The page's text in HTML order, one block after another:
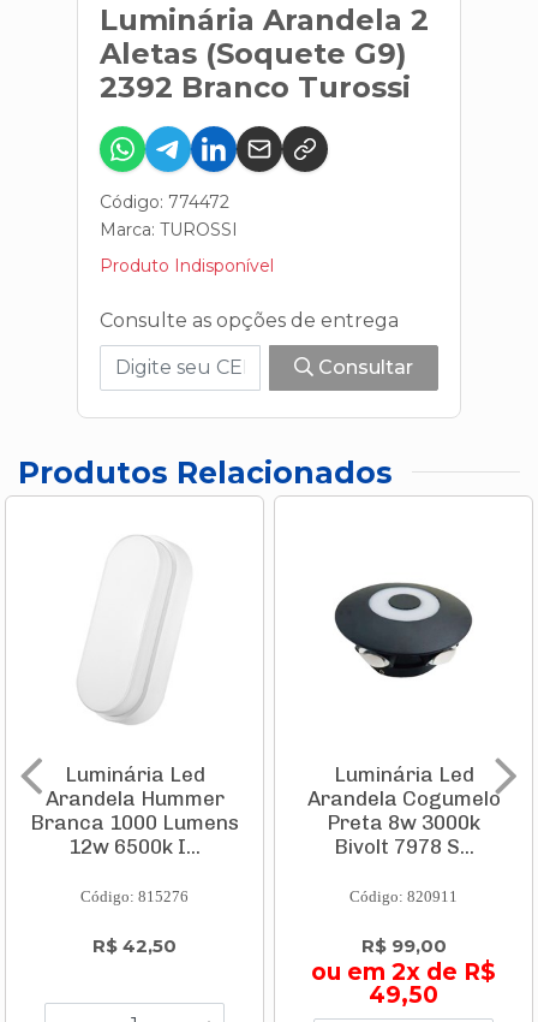
Luminária Arandela 2
Aletas (Soquete G9)
2392 Branco Turossi
Código: 774472
Marca: TUROSSI
Produto Indisponível
Consulte as opções de entrega
Consultar
Produtos Relacionados
Luminária Led
Arandela Hummer
Branca 1000 Lumens
12w 6500k I...
Código: 815276
R$ 42,50
Luminária Led
Arandela Cogumelo
Preta 8w 3000k
Bivolt 7978 S...
Código: 820911
R$ 99,00
ou em 2x de R$
49,50